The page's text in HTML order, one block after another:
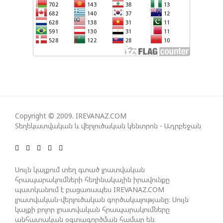
ՇԱՐՈՒՆԱԿՎՈՒՄ Է «ՄԵԾ ՎԵՐԱԴԱՐՁ» ԾՐԱԳՐԻ
ԻՐԱԿԱՆԱՑՈՒՄԸ
ՄԻԽԵԻԼ ԿԱՎԵԼԱՇՎԻԼԻ. ԱԴՐԲԵՋԱՆԸ, ԹՈՒՐՔԻԱՆ,
ԿԵՆՏՐՈՆԱԿԱՆ ԱՍԻԱՅԻ ԵՐԿՐՆԵՐԸ ԵՎ
ԴԵՐԸ ՏԱՐԱԾԱՇՐՋԱՆՈՒՄ
ՉԵՉԵԼԱՇՎԻԼԻՆ ԱԴՐԲԵՋԱՆ-ԳԵՐՄԱՆԻԱ ԵՐԿԿՈՂՄ
ՌԱԶՄԱՎԱՐԱԿԱՆ ԳՈՐԾԸՆԿԵՐՈՒԹՅԱՆ ՄԱՍԻՆ
Copyright © 2009. IREVANAZ.COM
Տեղեկատվական և վերլուծական կենտրոն - Ադրբեջան
Սույն կայքում տեղ գտած լրատվական
հրապարակումների հեղինակային իրավունքը
պատկանում է բացառապես IREVANAZ.COM
լրատվական-վերլուծական գործակալությանը։ Սույն
կայքի բոլոր լրատվական հրապարակումները
անհատական օգտագործման համար են։